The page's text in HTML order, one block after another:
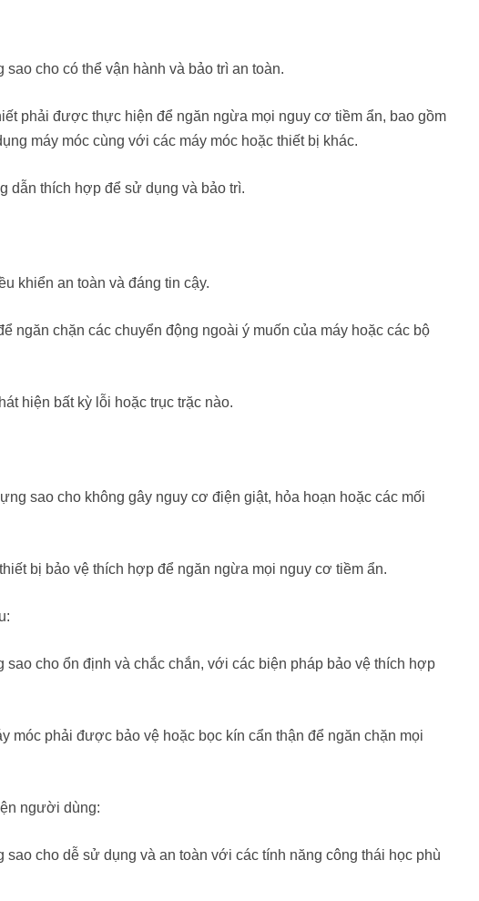
cho có thể vận hành và bảo trì an toàn.
phải được thực hiện để ngăn ngừa mọi nguy cơ tiềm ẩn, bao gồm
máy móc cùng với các máy móc hoặc thiết bị khác.
dẫn thích hợp để sử dụng và bảo trì.
khiển an toàn và đáng tin cậy.
ngăn chặn các chuyển động ngoài ý muốn của máy hoặc các bộ
hiện bất kỳ lỗi hoặc trục trặc nào.
sao cho không gây nguy cơ điện giật, hỏa hoạn hoặc các mối
bị bảo vệ thích hợp để ngăn ngừa mọi nguy cơ tiềm ẩn.
cho ổn định và chắc chắn, với các biện pháp bảo vệ thích hợp
móc phải được bảo vệ hoặc bọc kín cẩn thận để ngăn chặn mọi
người dùng:
cho dễ sử dụng và an toàn với các tính năng công thái học phù